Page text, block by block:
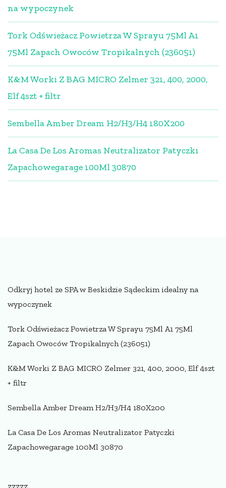
na wypoczynek
Tork Odświeżacz Powietrza W Sprayu 75Ml A1
75Ml Zapach Owoców Tropikalnych (236051)
K&M Worki Z BAG MICRO Zelmer 321, 400, 2000,
Elf 4szt + filtr
Sembella Amber Dream H2/H3/H4 180X200
La Casa De Los Aromas Neutralizator Patyczki
Zapachowegarage 100Ml 30870
Odkryj hotel ze SPA w Beskidzie Sądeckim idealny na
wypoczynek
Tork Odświeżacz Powietrza W Sprayu 75Ml A1 75Ml
Zapach Owoców Tropikalnych (236051)
K&M Worki Z BAG MICRO Zelmer 321, 400, 2000, Elf 4szt
+ filtr
Sembella Amber Dream H2/H3/H4 180X200
La Casa De Los Aromas Neutralizator Patyczki
Zapachowegarage 100Ml 30870